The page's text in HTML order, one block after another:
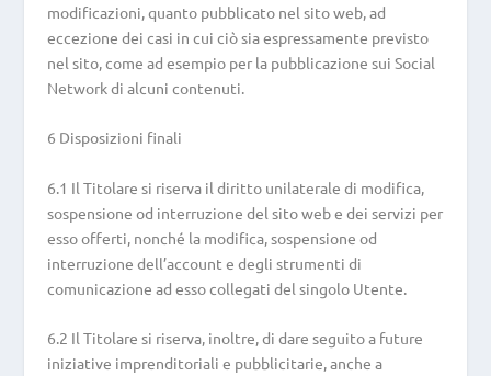
modificazioni, quanto pubblicato nel sito web, ad
eccezione dei casi in cui ciò sia espressamente previsto
nel sito, come ad esempio per la pubblicazione sui Social
Network di alcuni contenuti.
6 Disposizioni finali
6.1 Il Titolare si riserva il diritto unilaterale di modifica,
sospensione od interruzione del sito web e dei servizi per
esso offerti, nonché la modifica, sospensione od
interruzione dell’account e degli strumenti di
comunicazione ad esso collegati del singolo Utente.
6.2 Il Titolare si riserva, inoltre, di dare seguito a future
iniziative imprenditoriali e pubblicitarie, anche a